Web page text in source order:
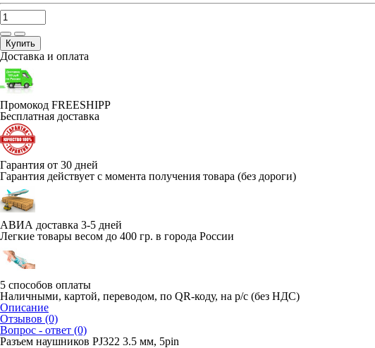
Купить
Доставка и оплата
Промокод FREESHIPP
Бесплатная доставка
Гарантия от 30 дней
Гарантия действует с момента получения товара (без дороги)
АВИА доставка 3-5 дней
Легкие товары весом до 400 гр. в города России
5 способов оплаты
Наличными, картой, переводом, по QR-коду, на р/с (без НДС)
Описание
Отзывов (0)
Вопрос - ответ (0)
Разъем наушников PJ322 3.5 мм, 5pin